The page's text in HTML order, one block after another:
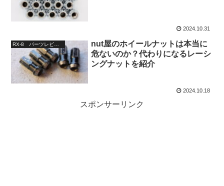
2024.10.31
nut屋のホイールナットは本当に
危ないのか？代わりになるレーシ
ングナットを紹介
2024.10.18
スポンサーリンク